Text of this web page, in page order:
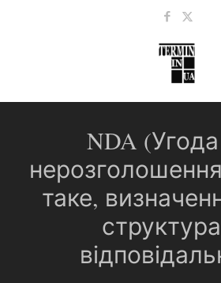
NDA
таке,